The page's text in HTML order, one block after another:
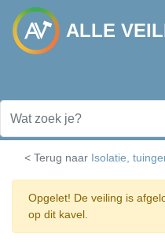
ALLE
< Terug naar Isolatie,
Opgelet! De veiling is
op dit kavel.